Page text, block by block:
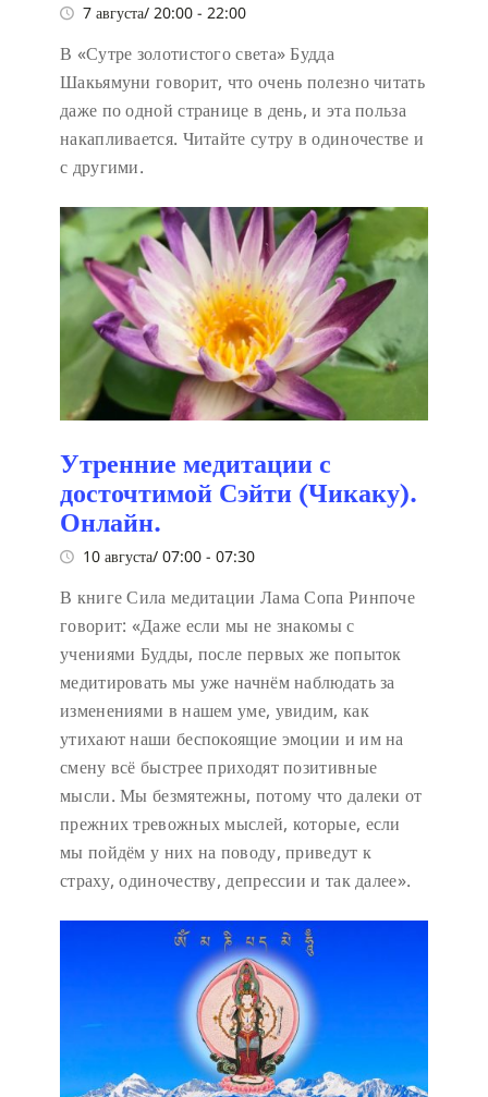
7 августа/ 20:00 - 22:00
В «Сутре золотистого света» Будда
Шакьямуни говорит, что очень полезно читать
даже по одной странице в день, и эта польза
накапливается. Читайте сутру в одиночестве и
с другими.
Утренние медитации с
досточтимой Сэйти (Чикаку).
Онлайн.
10 августа/ 07:00 - 07:30
В книге Сила медитации Лама Сопа Ринпоче
говорит: «Даже если мы не знакомы с
учениями Будды, после первых же попыток
медитировать мы уже начнём наблюдать за
изменениями в нашем уме, увидим, как
утихают наши беспокоящие эмоции и им на
смену всё быстрее приходят позитивные
мысли. Мы безмятежны, потому что далеки от
прежних тревожных мыслей, которые, если
мы пойдём у них на поводу, приведут к
страху, одиночеству, депрессии и так далее».